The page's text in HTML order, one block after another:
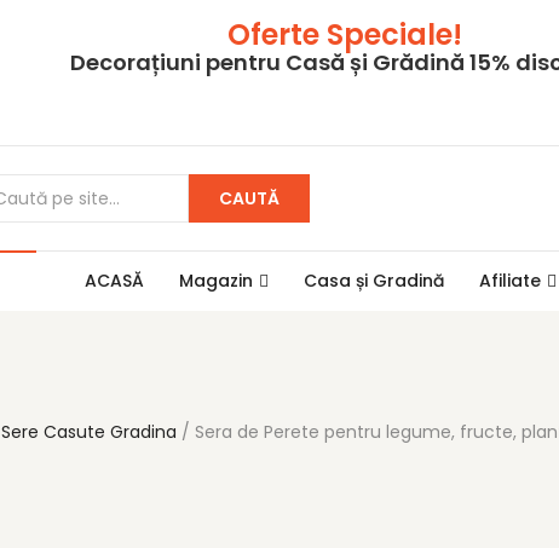
Oferte Speciale!
Decorațiuni pentru Casă și Grădină 15%
CAUTĂ
ACASĂ Magazin Casa și Gradină Afiliate
Sere Casute Gradina Sera de Perete pentru legume, fructe,